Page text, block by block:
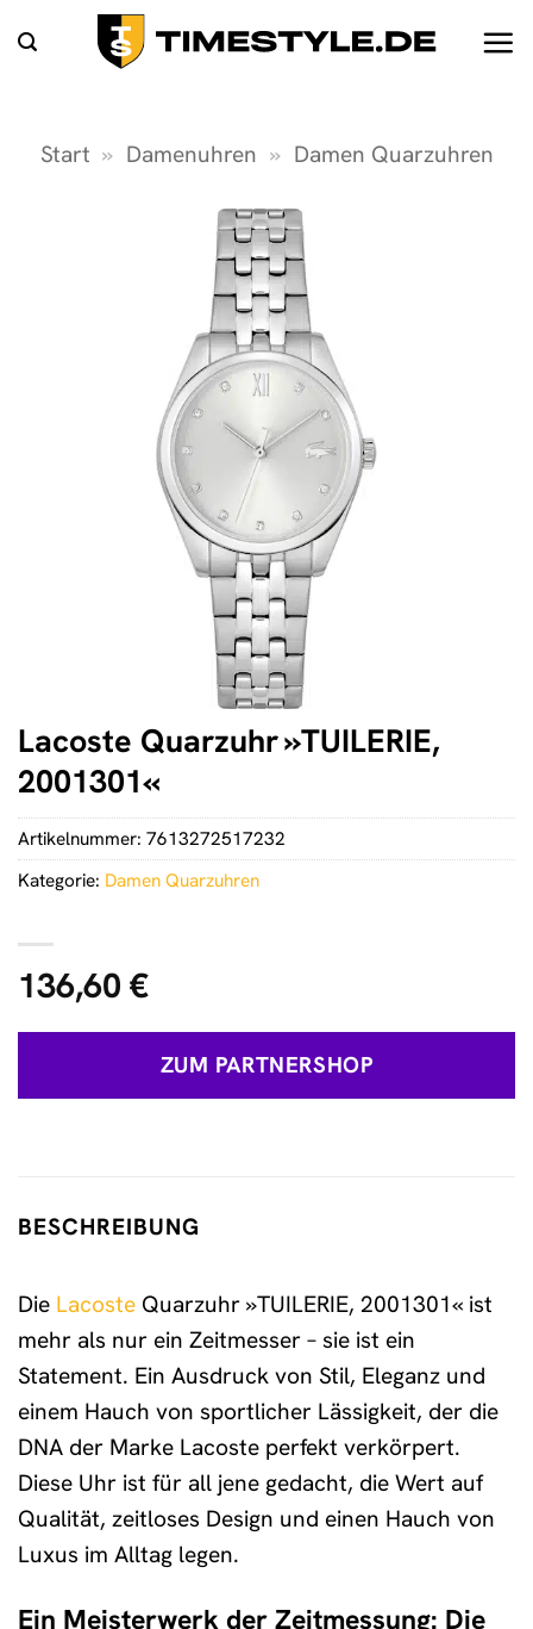
Inhalt
Start » Damenuhren » Damen Quarzuhren
Lacoste Quarzuhr »TUILERIE,
2001301«
136,60 €
ZUM PARTNERSHOP
Artikelnummer: 7613272517232
Kategorie: Damen Quarzuhren
BESCHREIBUNG
Die Lacoste Quarzuhr »TUILERIE, 2001301« ist
mehr als nur ein Zeitmesser – sie ist ein
Statement. Ein Ausdruck von Stil, Eleganz und
einem Hauch von sportlicher Lässigkeit, der die
DNA der Marke Lacoste perfekt verkörpert.
Diese Uhr ist für all jene gedacht, die Wert auf
Qualität, zeitloses Design und einen Hauch von
Luxus im Alltag legen.
Ein Meisterwerk der Zeitmessung: Die